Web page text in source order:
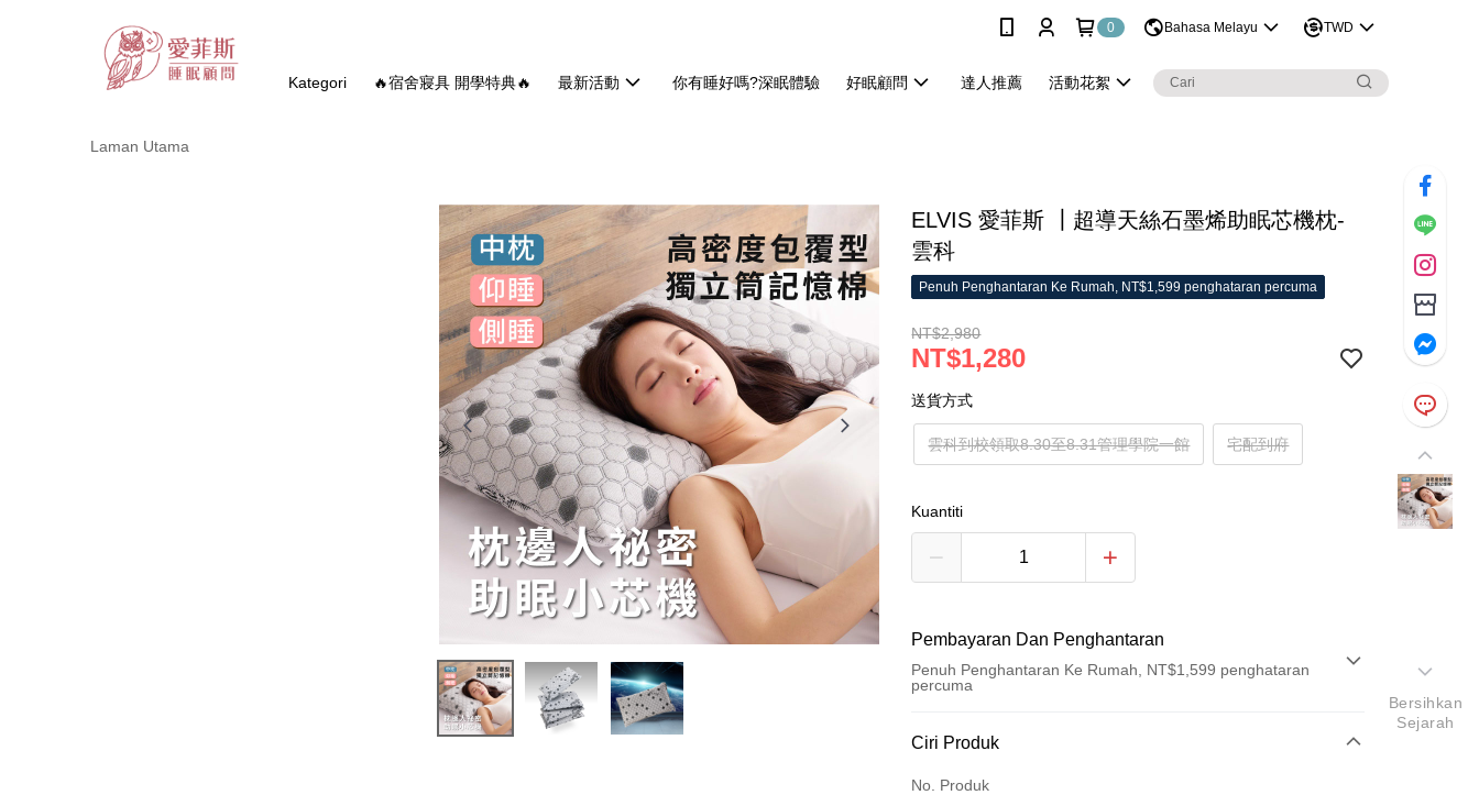
0 Bahasa Melayu TWD
Kategori 🔥宿舍寢具 開學特典🔥 最新活動 你有睡好嗎?深眠體驗 好眠顧問 達人推薦 活動花絮
Laman Utama
ELVIS 愛菲斯 ┃超導天絲石墨烯助眠芯機枕-
雲科
Penuh Penghantaran Ke Rumah, NT$1,599 penghataran percuma
NT$2,980
NT$1,280
送貨方式
雲科到校領取8.30至8.31管理學院一館 宅配到府
Kuantiti
Pembayaran Dan Penghantaran
Penuh Penghantaran Ke Rumah, NT$1,599 penghataran
percuma
Kaedah Pembayaran
Kad Kredit (Bayaran Penuh)
Ciri Produk
No. Produk
Bersihkan
Sejarah